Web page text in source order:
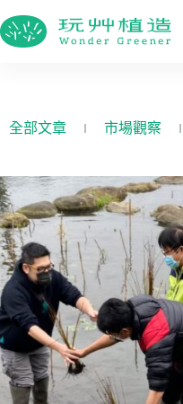
全部文章 市場觀察